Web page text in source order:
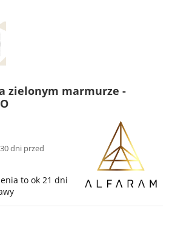
zielonym marmurze -
dni przed
to ok 21 dni